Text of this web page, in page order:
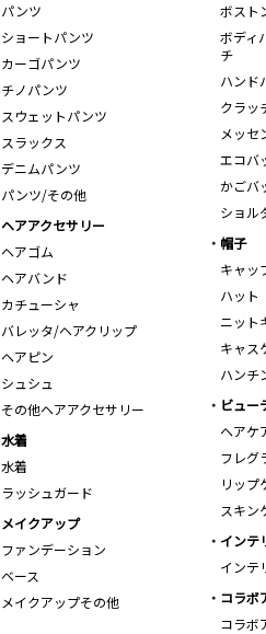
パンツ
ショートパンツ
カーゴパンツ
チノパンツ
スウェットパンツ
スラックス
デニムパンツ
パンツ/その他
ボスト
ボディ
チ
ハンド
クラッ
メッセ
エコバ
かごバ
ショル
ヘアアクセサリー
ヘアゴム
ヘアバンド
カチューシャ
バレッタ/ヘアクリップ
ヘアピン
シュシュ
その他ヘアアクセサリー
帽子
キャッ
ハット
ニット
キャス
ハンチ
ビュー
ヘアケ
フレグ
リップ
スキン
水着
水着
ラッシュガード
メイクアップ
ファンデーション
ベース
メイクアップその他
インテ
インテ
コラボ
コラボ